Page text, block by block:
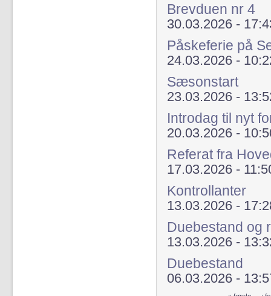
Brevduen nr 4
30.03.2026 -
Påskeferie på
24.03.2026 -
Sæsonstart
23.03.2026 -
Introdag til nyt
20.03.2026 -
Referat fra
17.03.2026 -
Kontrollanter
13.03.2026 -
Duebestand og
13.03.2026 -
Duebestand
06.03.2026 -